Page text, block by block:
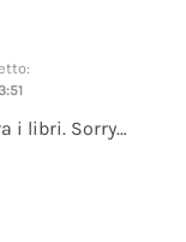
i libri. Sorry…